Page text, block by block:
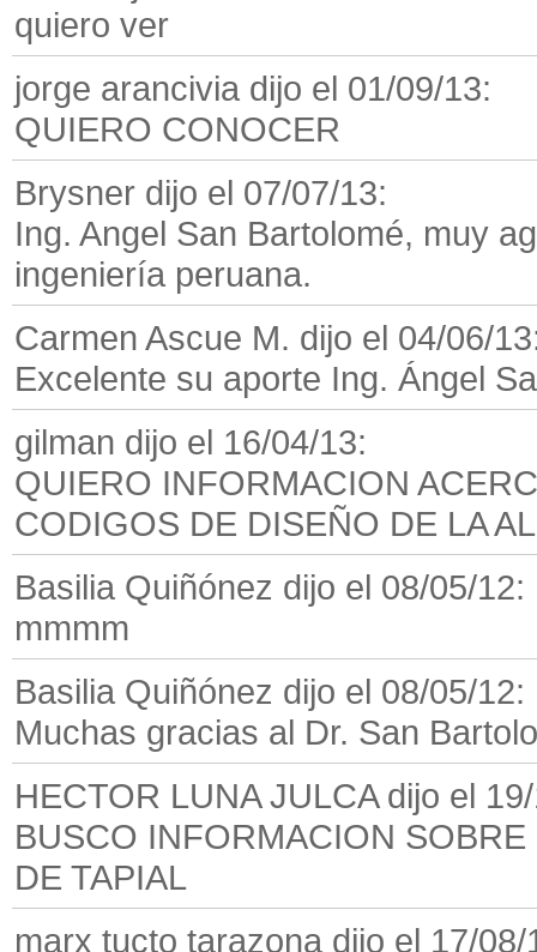
quiero ver
jorge arancivia dijo el 01/09/13:
QUIERO CONOCER
Brysner dijo el 07/07/13:
Ing. Angel San Bartolomé, muy
ingeniería peruana.
Carmen Ascue M. dijo el 04/06/
Excelente su aporte Ing. Ángel
gilman dijo el 16/04/13:
QUIERO INFORMACION
CODIGOS DE DISEÑO DE LA
Basilia Quiñónez dijo el 08/05/12:
mmmm
Basilia Quiñónez dijo el 08/05/12:
Muchas gracias al Dr. San
HECTOR LUNA JULCA dijo el
BUSCO INFORMACION
DE TAPIAL
marx tucto tarazona dijo el 17/08/